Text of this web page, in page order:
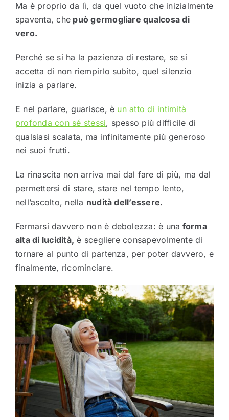
Ma è proprio da lì, da quel vuoto che inizialmente
spaventa, che può germogliare qualcosa di
vero.
Perché se si ha la pazienza di restare, se si
accetta di non riempirlo subito, quel silenzio
inizia a parlare.
E nel parlare, guarisce, è un atto di intimità
profonda con sé stessi, spesso più difficile di
qualsiasi scalata, ma infinitamente più generoso
nei suoi frutti.
La rinascita non arriva mai dal fare di più, ma dal
permettersi di stare, stare nel tempo lento,
nell’ascolto, nella nudità dell’essere.
Fermarsi davvero non è debolezza: è una forma
alta di lucidità, è scegliere consapevolmente di
tornare al punto di partenza, per poter davvero, e
finalmente, ricominciare.